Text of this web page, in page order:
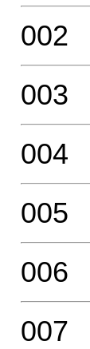
002
003
004
005
006
007